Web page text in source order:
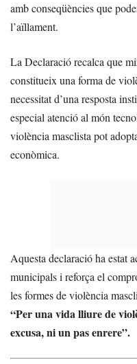
amb conseqüències que
l’aïllament.
La Declaració recalca que
constitueix una forma de
necessitat d’una resposta
especial atenció al món
violència masclista pot
econòmica.
Aquesta declaració ha estat
municipals i reforça el
les formes de violència
“Per una vida lliure de
excusa, ni un pas enrere”.